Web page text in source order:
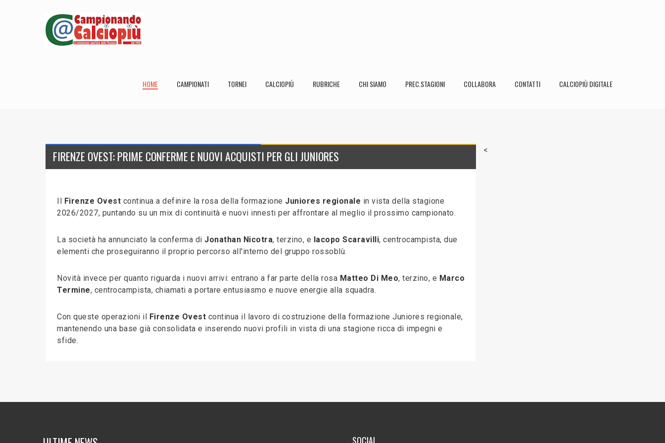
HOME CAMPIONATI TORNEI CALCIOPIÙ RUBRICHE CHI SIAMO PREC.STAGIONI COLLABORA CONTATTI CALCIOPIÙ DIGITALE
FIRENZE OVEST: PRIME CONFERME E NUOVI ACQUISTI PER GLI JUNIORES
Il Firenze Ovest continua a definire la rosa della formazione Juniores regionale in vista della stagione
2026/2027, puntando su un mix di continuità e nuovi innesti per affrontare al meglio il prossimo campionato.
La società ha annunciato la conferma di Jonathan Nicotra, terzino, e Iacopo Scaravilli, centrocampista, due
elementi che proseguiranno il proprio percorso all'interno del gruppo rossoblù.
Novità invece per quanto riguarda i nuovi arrivi: entrano a far parte della rosa Matteo Di Meo, terzino, e Marco
Termine, centrocampista, chiamati a portare entusiasmo e nuove energie alla squadra.
Con queste operazioni il Firenze Ovest continua il lavoro di costruzione della formazione Juniores regionale,
mantenendo una base già consolidata e inserendo nuovi profili in vista di una stagione ricca di impegni e
sfide.
<